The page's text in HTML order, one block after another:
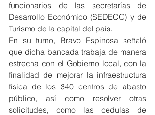
funcionarios de las secretarías de
Desarrollo Económico (SEDECO) y de
Turismo de la capital del país.
En su turno, Bravo Espinosa señaló
que dicha bancada trabaja de manera
estrecha con el Gobierno local, con la
finalidad de mejorar la infraestructura
física de los 340 centros de abasto
público, así como resolver otras
solicitudes, como las cédulas de